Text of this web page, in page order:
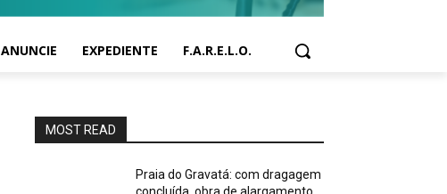
ANUNCIE EXPEDIENTE F.A.R.E.L.O.
MOST READ
Praia do Gravatá: com dragagem